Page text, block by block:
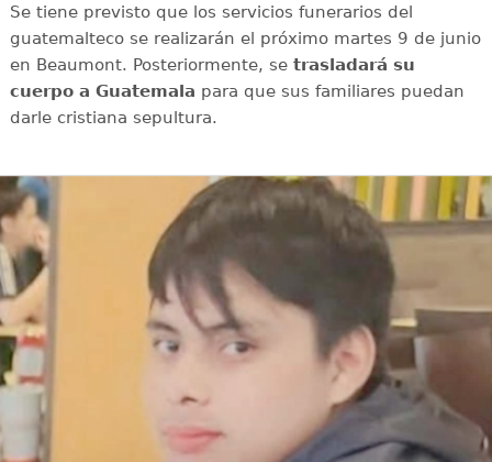
Se tiene previsto que los servicios funerarios del
guatemalteco se realizarán el próximo martes 9 de junio
en Beaumont. Posteriormente, se trasladará su
cuerpo a Guatemala para que sus familiares puedan
darle cristiana sepultura.